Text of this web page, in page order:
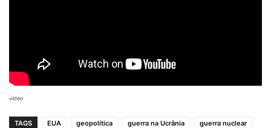
vídeo
TAGS EUA geopolítica guerra na Ucrânia
guerra nuclear